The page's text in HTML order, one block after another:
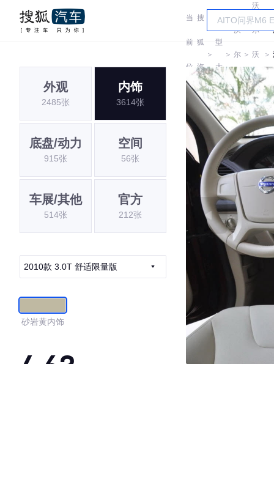
当
前
位
置:
搜
狐
汽
车
＞
车
型
大
全
＞
沃
尔
沃
＞
沃
尔
沃
(进
口)
＞
外观
2485张
内饰
3614张
底盘/动力
915张
空间
56张
车展/其他
514张
官方
212张
2010款 3.0T 舒适限量版
砂岩黄内饰
4.63